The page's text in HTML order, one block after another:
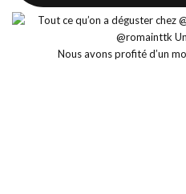
Nous avons profité d’un